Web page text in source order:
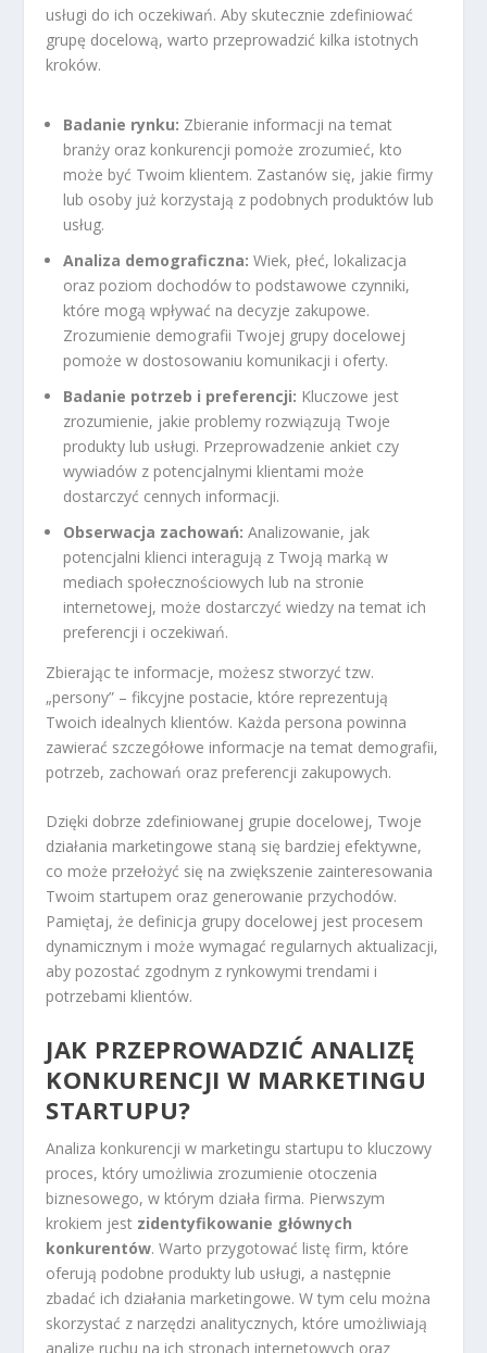
usługi do ich oczekiwań. Aby skutecznie zdefiniować
grupę docelową, warto przeprowadzić kilka istotnych
kroków.
Badanie rynku: Zbieranie informacji na temat
branży oraz konkurencji pomoże zrozumieć, kto
może być Twoim klientem. Zastanów się, jakie firmy
lub osoby już korzystają z podobnych produktów lub
usług.
Analiza demograficzna: Wiek, płeć, lokalizacja
oraz poziom dochodów to podstawowe czynniki,
które mogą wpływać na decyzje zakupowe.
Zrozumienie demografii Twojej grupy docelowej
pomoże w dostosowaniu komunikacji i oferty.
Badanie potrzeb i preferencji: Kluczowe jest
zrozumienie, jakie problemy rozwiązują Twoje
produkty lub usługi. Przeprowadzenie ankiet czy
wywiadów z potencjalnymi klientami może
dostarczyć cennych informacji.
Obserwacja zachowań: Analizowanie, jak
potencjalni klienci interagują z Twoją marką w
mediach społecznościowych lub na stronie
internetowej, może dostarczyć wiedzy na temat ich
preferencji i oczekiwań.
Zbierając te informacje, możesz stworzyć tzw.
„persony” – fikcyjne postacie, które reprezentują
Twoich idealnych klientów. Każda persona powinna
zawierać szczegółowe informacje na temat demografii,
potrzeb, zachowań oraz preferencji zakupowych.
Dzięki dobrze zdefiniowanej grupie docelowej, Twoje
działania marketingowe staną się bardziej efektywne,
co może przełożyć się na zwiększenie zainteresowania
Twoim startupem oraz generowanie przychodów.
Pamiętaj, że definicja grupy docelowej jest procesem
dynamicznym i może wymagać regularnych aktualizacji,
aby pozostać zgodnym z rynkowymi trendami i
potrzebami klientów.
JAK PRZEPROWADZIĆ ANALIZĘ
KONKURENCJI W MARKETINGU
STARTUPU?
Analiza konkurencji w marketingu startupu to kluczowy
proces, który umożliwia zrozumienie otoczenia
biznesowego, w którym działa firma. Pierwszym
krokiem jest zidentyfikowanie głównych
konkurentów. Warto przygotować listę firm, które
oferują podobne produkty lub usługi, a następnie
zbadać ich działania marketingowe. W tym celu można
skorzystać z narzędzi analitycznych, które umożliwiają
analizę ruchu na ich stronach internetowych oraz